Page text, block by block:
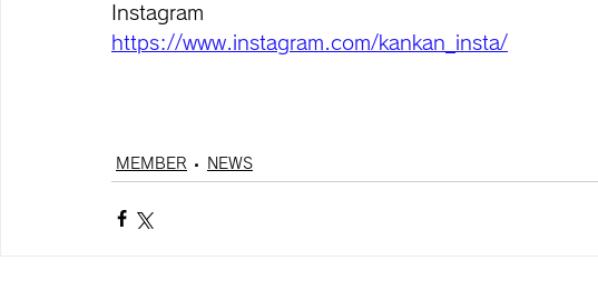
Instagram
https://www.instagram.com/kankan_insta/
MEMBER NEWS